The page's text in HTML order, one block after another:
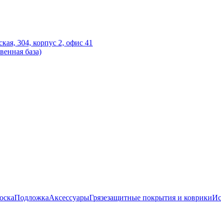
304, корпус 2, офис 41
база)
ПодложкаАксессуарыГрязезащитные покрытия и коврики